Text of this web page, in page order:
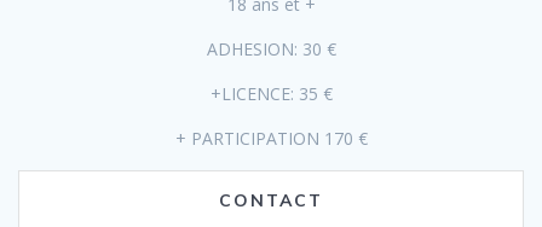
ADHESION: 30 €
+LICENCE: 35 €
+ PARTICIPATION 170 €
CONTACT